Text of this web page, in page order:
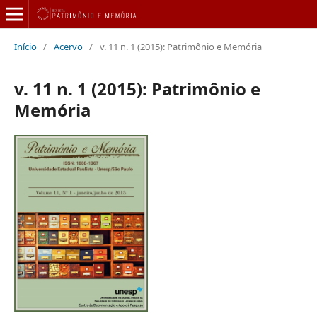
Início / Acervo / v. 11 n. 1 (2015): Patrimônio e Memória
v. 11 n. 1 (2015): Patrimônio e
Memória